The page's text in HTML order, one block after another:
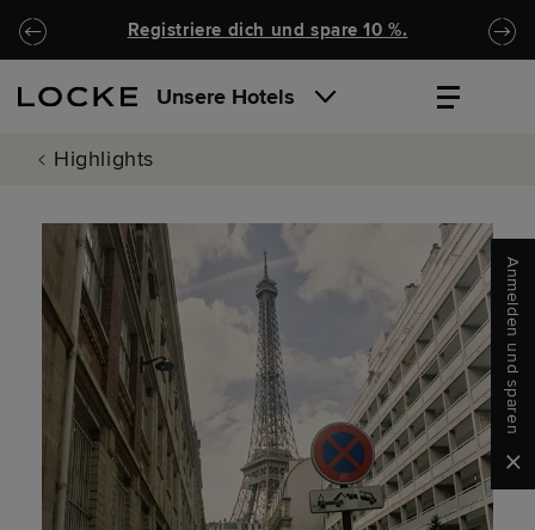
Zu Hauptinhalt springen
Locke.Header.SkipToNav
Registriere dich und spare 10 %.
Unsere Hotels
Highlights
Anmelden und sparen